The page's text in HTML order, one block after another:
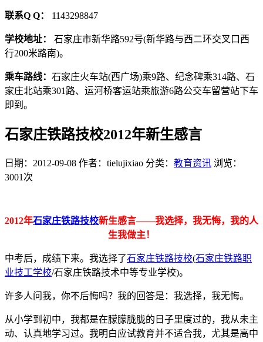
联系Q Q： 1143298847
学校地址： 石家庄市新华路592号(新华路与西二环交叉口西
行200米路南)。
乘车路线： 石家庄火车站(西广场)乘9路、纪念碑乘314路、石
家庄北站乘301路、运河桥客运站乘旅游6路公交车留营站下车
即到。
石家庄铁路技校2012年新生感言
日期：2012-09-08 作者：tielujixiao 分类： 教育资讯 浏览：
3001次
2012年石家庄铁路技校新生感言——我选择，我无悔，我的人
生我做主！
中考后，成绩下来。我选择了石家庄铁路技校(石家庄铁路职
业技工学校/石家庄铁路技术中等专业学校)。
许多人问我，你不后悔吗？我的回答是：我选择，我无悔。
从小学到初中，我都是在朦朦胧胧的日子里度过的，我从未主
动、认真地学习过。我明白应试教育并不适合我，尤其是高中